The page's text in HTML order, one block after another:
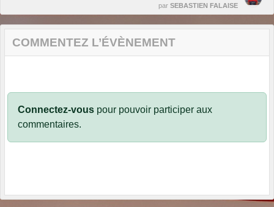
par SEBASTIEN FALAISE
COMMENTEZ L’ÉVÈNEMENT
Connectez-vous pour pouvoir participer aux
commentaires.